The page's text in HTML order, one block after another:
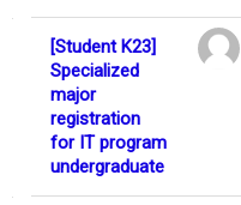
[Student K23]
Specialized
major
registration
for IT program
undergraduate